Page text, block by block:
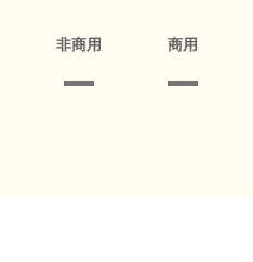
非商用 商用